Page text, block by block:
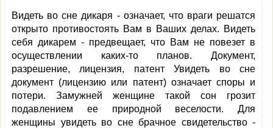
Видеть во сне дикаря - означает, что враги решатся
открыто противостоять Вам в Ваших делах. Видеть
себя дикарем - предвещает, что Вам не повезет в
осуществлении каких-то планов. Документ,
разрешение, лицензия, патент Увидеть во сне
документ (лицензию или патент) означает споры и
потери. Замужней женщине такой сон грозит
подавлением ее природной веселости. Для
женщины увидеть во сне брачное свидетельство -